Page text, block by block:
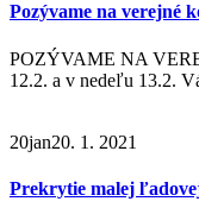
Pozývame na verejné
POZÝVAME NA
12.2. a v nedeľu 13.2.
20jan20. 1. 2021
Prekrytie malej